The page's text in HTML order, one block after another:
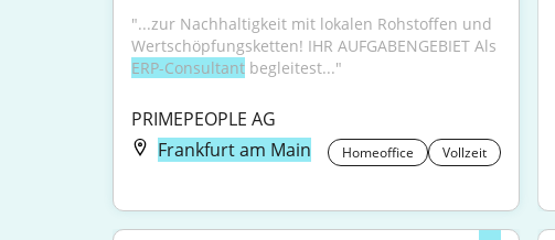
"...zur Nachhaltigkeit mit lokalen Rohstoffen und
ERP-Consultant begleitest..."
PRIMEPEOPLE AG
Frankfurt am Main
Homeoffice Vollzeit